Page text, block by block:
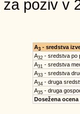
za poziv v
A3- sredstva
A32- sredstva po
A31 - sredstva
A33- sredstva
A34 - druga
A35- druga
Dosežena ocena